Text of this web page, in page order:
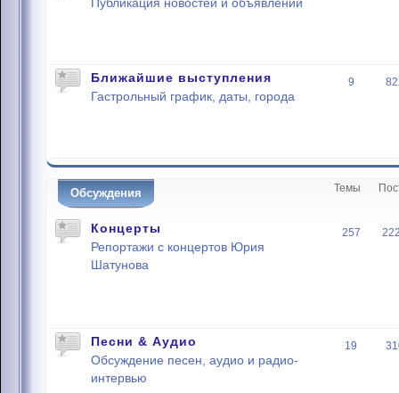
Публикация новостей и объявлений
Ближайшие выступления
Гастрольный график, даты, города
9
Обсуждения Темы
Концерты
Репортажи с концертов Юрия
Шатунова
257
Песни & Аудио
Обсуждение песен, аудио и радио-
интервью
19